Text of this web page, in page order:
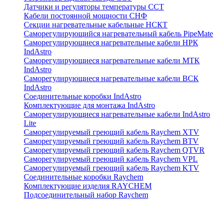
Датчики и регуляторы температуры ССТ
Кабели постоянной мощности СНФ
Секции нагревательные кабельные НСКТ
Саморегулирующийся нагревательный кабель PipeMate
Саморегулирующиеся нагревательные кабели НРК
IndAstro
Саморегулирующиеся нагревательные кабели МТК
IndAstro
Саморегулирующиеся нагревательные кабели ВСК
IndAstro
Соединительные коробки IndAstro
Комплектующие для монтажа IndAstro
Саморегулирующиеся нагревательные кабели IndAstro
Lite
Саморегулируемый греющий кабель Raychem XTV
Саморегулируемый греющий кабель Raychem BTV
Саморегулируемый греющий кабель Raychem QTVR
Саморегулируемый греющий кабель Raychem VPL
Саморегулируемый греющий кабель Raychem KTV
Соединительные коробки Raychem
Комплектующие изделия RAYCHEM
Подсоединительный набор Raychem